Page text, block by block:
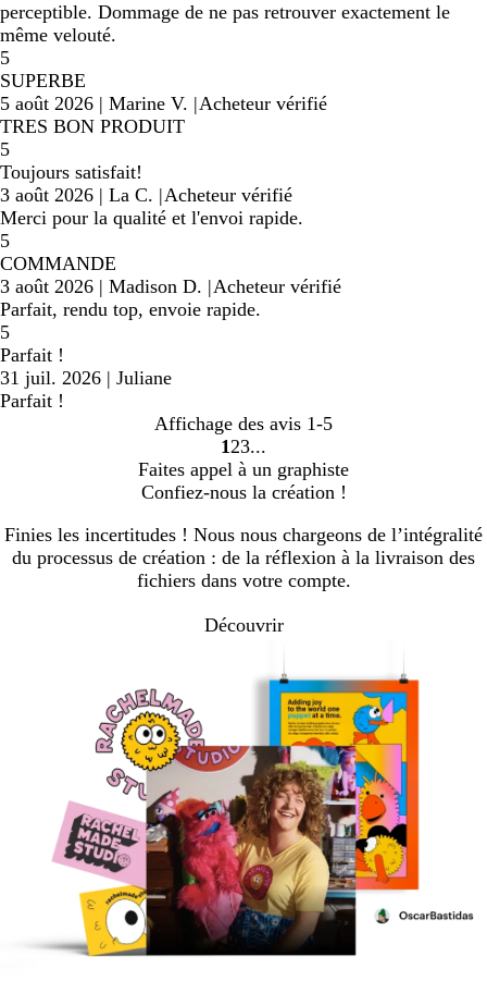
perceptible. Dommage de ne pas retrouver exactement le
même velouté.
5
SUPERBE
5 août 2026 | Marine V. |Acheteur vérifié
TRES BON PRODUIT
5
Toujours satisfait!
3 août 2026 | La C. |Acheteur vérifié
Merci pour la qualité et l'envoi rapide.
5
COMMANDE
3 août 2026 | Madison D. |Acheteur vérifié
Parfait, rendu top, envoie rapide.
5
Parfait !
31 juil. 2026 | Juliane
Parfait !
Affichage des avis 1-5
Accéder
à
la
1 Accéder
à
la
2 Accéder
à
la
3
Faites appel à un graphiste
Confiez-nous la création !
Finies les incertitudes ! Nous nous chargeons de l’intégralité
du processus de création : de la réflexion à la livraison des
fichiers dans votre compte.
Découvrir